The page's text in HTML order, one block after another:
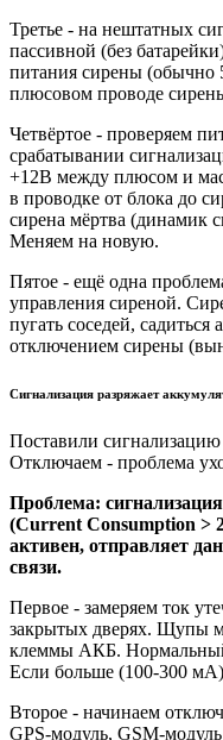
Третье - на нештатных
пассивной (без
питания сирены (обычно
плюсовом проводе
Четвёртое - проверяем
срабатывании
+12В между плюсом и
в проводке от блока до
сирена мёртва (динамик
Меняем на новую.
Пятое - ещё одна
управления сиреной.
пугать соседей,
отключением сирены
Сигнализация разряжает
Поставили сигнализацию
Отключаем - проблема
Проблема:
(Current Consumption >
активен, отправляет
связи.
Первое - замеряем ток
закрытых дверях. Щупы
клеммы АКБ.
Если больше (100-300
Второе - начинаем
GPS-модуль, GSM-